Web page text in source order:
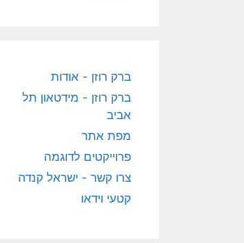
ברק רוזן - אודות
ברק רוזן - מידטאון תל
אביב
מפת אתר
פרוייקטים לדוגמה
צרו קשר - ישראל קנדה
קטעי וידאו